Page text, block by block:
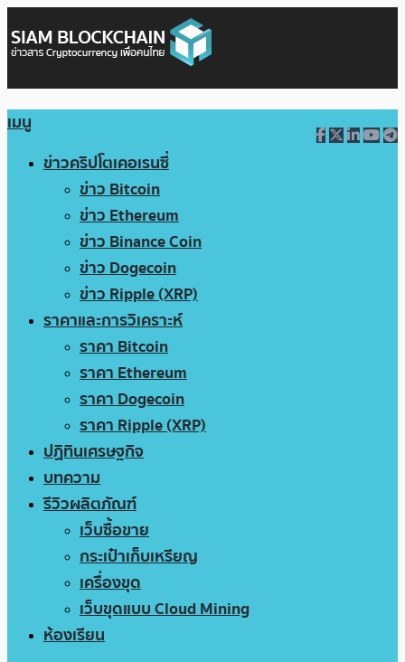
เมนู
ข่าวคริปโตเคอเรนซี่
ข่าว Bitcoin
ข่าว Ethereum
ข่าว Binance Coin
ข่าว Dogecoin
ข่าว Ripple (XRP)
ราคาและการวิเคราะห์
ราคา Bitcoin
ราคา Ethereum
ราคา Dogecoin
ราคา Ripple (XRP)
ปฏิทินเศรษฐกิจ
บทความ
รีวิวผลิตภัณฑ์
เว็บซื้อขาย
กระเป๋าเก็บเหรียญ
เครื่องขุด
เว็บขุดแบบ Cloud Mining
ห้องเรียน